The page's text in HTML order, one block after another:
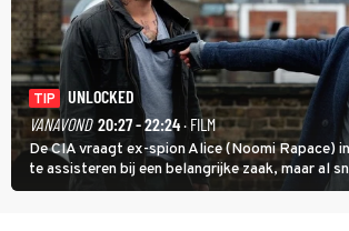
TIP
UNLOCKED
VANAVOND 20:27 - 22:24· FILM
De CIA vraagt ex-spion Alice (Noomi Rapace)
te assisteren bij een belangrijke zaak, maar al
degene die haar aanstelde kwade bedoelingen